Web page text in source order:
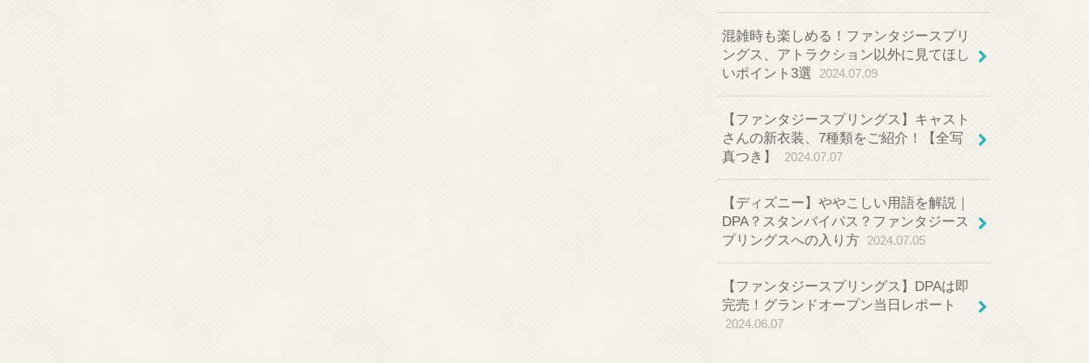
混雑時も楽しめる！ファンタジースプリ
ングス、アトラクション以外に見てほし
いポイント3選
2024.07.09
【ファンタジースプリングス】キャスト
さんの新衣装、7種類をご紹介！【全写
真つき】
2024.07.07
【ディズニー】ややこしい用語を解説｜
DPA？スタンバイパス？ファンタジース
プリングスへの入り方
2024.07.05
【ファンタジースプリングス】DPAは即
完売！グランドオープン当日レポート
2024.06.07